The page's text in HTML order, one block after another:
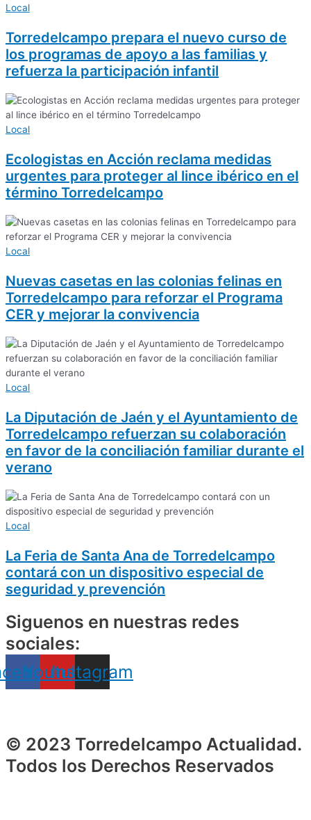
Local
Torredelcampo prepara el nuevo curso de
los programas de apoyo a las familias y
refuerza la participación infantil
Local
Ecologistas en Acción reclama medidas
urgentes para proteger al lince ibérico en el
término Torredelcampo
Local
Nuevas casetas en las colonias felinas en
Torredelcampo para reforzar el Programa
CER y mejorar la convivencia
Local
La Diputación de Jaén y el Ayuntamiento de
Torredelcampo refuerzan su colaboración
en favor de la conciliación familiar durante el
verano
Local
La Feria de Santa Ana de Torredelcampo
contará con un dispositivo especial de
seguridad y prevención
Siguenos en nuestras redes
sociales:
Youtube
Instagram
© 2023 Torredelcampo Actualidad.
Todos los Derechos Reservados